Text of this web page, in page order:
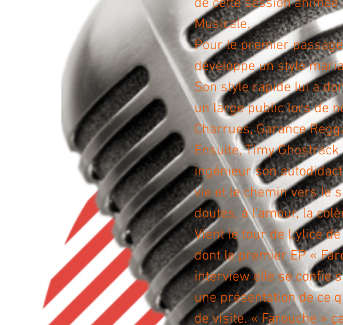
de cette session animée
Musicale.
Pour le premier
développe un style
Son style rapide lui a
un large public lors de
Charrues, Garance
Ensuite, Timy
ingénieur son
vie et le chemin vers le
doutes, à l'amour, la
Vient le tour de Lylice
dont le premier EP «
interview elle se confie
une présentation de ce
de visite. « Farouche »